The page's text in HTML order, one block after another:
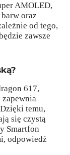
AMOLED,
oraz
od tego,
zawsze
617,
zapewnia
temu,
się czystą
Smartfon
odpowiedź